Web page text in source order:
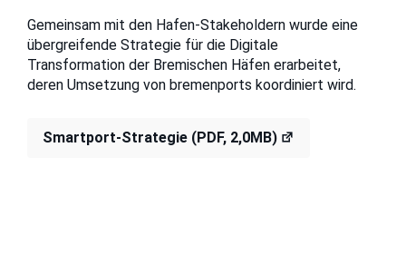
Gemeinsam mit den Hafen-Stakeholdern wurde eine
übergreifende Strategie für die Digitale
Transformation der Bremischen Häfen erarbeitet,
deren Umsetzung von bremenports koordiniert wird.
Smartport-Strategie (PDF, 2,0MB)